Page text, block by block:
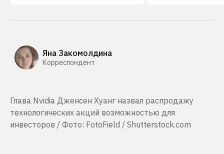
Яна Закомолдина
Корреспондент
Глава Nvidia Дженсен Хуанг назвал распродажу
технологических акций возможностью для
инвесторов / Фото: FotoField / Shutterstock.com